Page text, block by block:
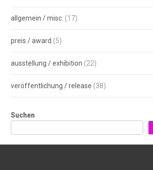
allgemein / misc. (17)
preis / award (5)
ausstellung / exhibition (22)
veröffentlichung / release (38)
Suchen